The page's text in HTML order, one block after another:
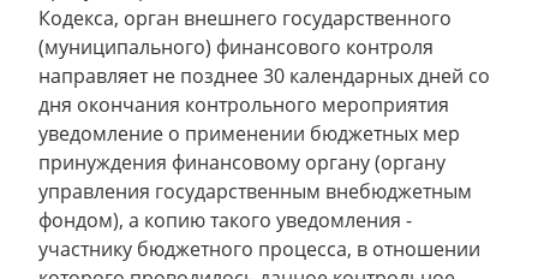
Кодекса, орган внешнего государственного
(муниципального) финансового контроля
направляет не позднее 30 календарных дней со
дня окончания контрольного мероприятия
уведомление о применении бюджетных мер
принуждения финансовому органу (органу
управления государственным внебюджетным
фондом), а копию такого уведомления -
участнику бюджетного процесса, в отношении